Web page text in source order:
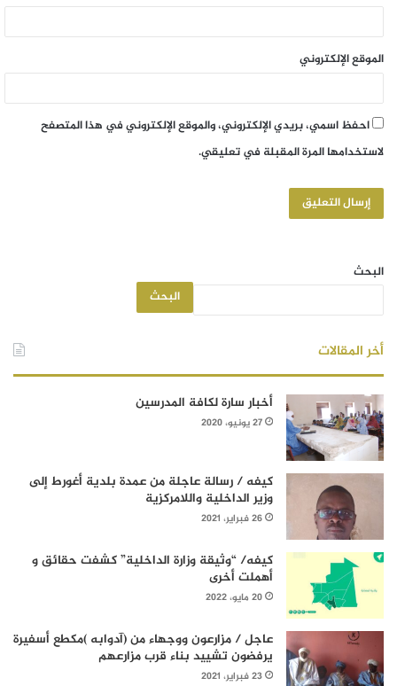
الموقع الإلكتروني
احفظ اسمي، بريدي الإلكتروني، والموقع الإلكتروني في هذا المتصفح
لاستخدامها المرة المقبلة في تعليقي.
البحث
البحث
أخر المقالات
أخبار سارة لكافة المدرسين
27 يونيو، 2020
كيفه / رسالة عاجلة من عمدة بلدية أغورط إلى
وزير الداخلية واللامركزية
26 فبراير، 2021
كيفه/ “وثيقة وزارة الداخلية” كشفت حقائق و
أهملت أخرى
20 مايو، 2022
عاجل / مزارعون ووجهاء من (آدوابه )مكطع أسفيرة
يرفضون تشييد بناء قرب مزارعهم
23 فبراير، 2021